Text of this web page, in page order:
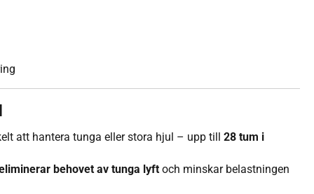
att hantera tunga eller stora hjul – upp till 28 tum i
behovet av tunga lyftoch minskar belastningen